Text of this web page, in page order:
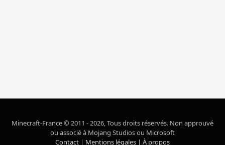
Minecraft-France © 2011 - 2026, Tous droits réservés. Non approuvé
ou associé à Mojang Studios ou Microsoft
Contact | Mentions légales | À propos